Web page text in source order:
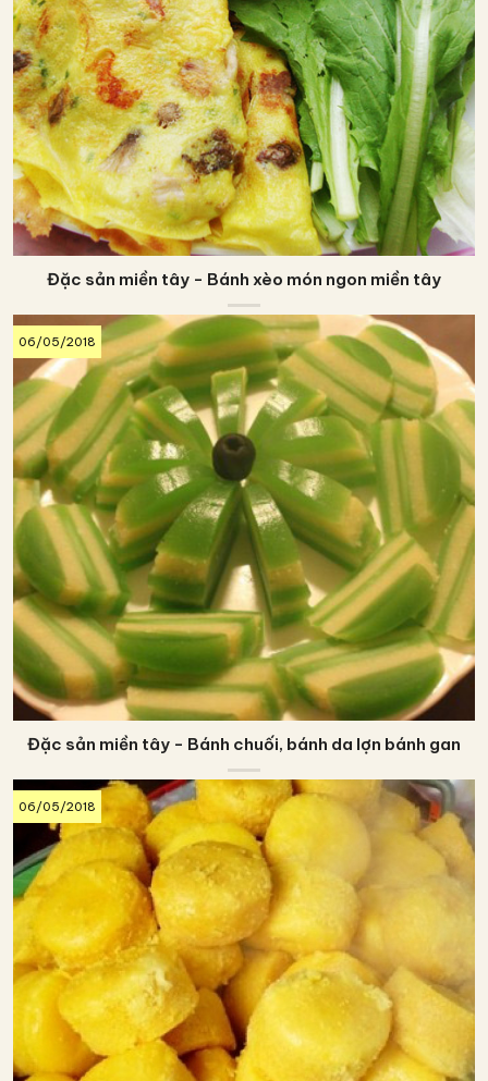
Đặc sản miền tây - Bánh xèo món ngon miền tây
06/05/2018
Đặc sản miền tây - Bánh chuối, bánh da lợn bánh gan
06/05/2018